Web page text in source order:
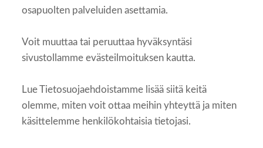
osapuolten palveluiden asettamia.
Voit muuttaa tai peruuttaa hyväksyntäsi
sivustollamme evästeilmoituksen kautta.
Lue Tietosuojaehdoistamme lisää siitä keitä
olemme, miten voit ottaa meihin yhteyttä ja miten
käsittelemme henkilökohtaisia tietojasi.